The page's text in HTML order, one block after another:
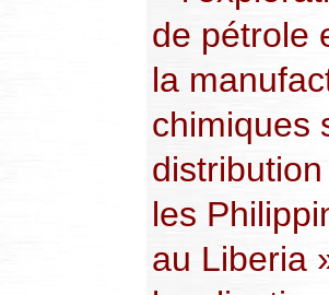
de pétrole
la
chimiques
les
au Liberia